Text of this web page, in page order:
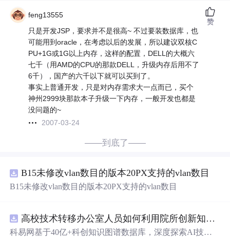
feng13555
只是开发JSP，要求并不是很高~ 不过要装数据库，也
可能用到oracle，在考虑以后的发展，所以建议双核C
PU+1G或1G以上内存，这样的配置，DELL的大概六
七千（用AMD的CPU的那款DELL，升级内存后用不了
6千），国产的六千以下就可以买到了。
事实上普通开发，只是对内存需求大一点而已，买个
神州2999块那款本子升级一下内存，一般开发也都是
没问题的~
2007-03-24
赞
——到底了——
B15未修改vlan数目的版本20PX支持的vlan数目
B15未修改vlan数目的版本20PX支持的vlan数目
高校技术转移办公室人员如何利用院所创新知识图谱发现技术转化瓶颈？.docx
科易网基于40亿+科创知识图谱数据库，深度探索AI技术